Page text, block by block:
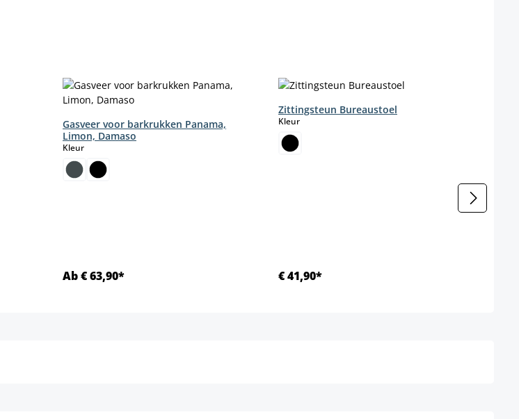
Gasveer voor barkrukken Panama,
Limon, Damaso
Kleurselect
Ab € 63,90*
Zittingsteun Bureaustoel
Kleurselect
€ 41,90*